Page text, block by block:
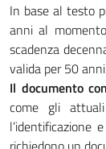
In base al testo
anni al
scadenza
valida per 50
Il documento
come gli
l’identificazione